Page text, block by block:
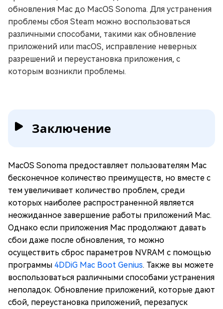
обновления Mac до MacOS Sonoma. Для устранения
проблемы сбоя Steam можно воспользоваться
различными способами, такими как обновление
приложений или macOS, исправление неверных
разрешений и переустановка приложения, с
которым возникли проблемы.
Заключение
MacOS Sonoma предоставляет пользователям Mac
бесконечное количество преимуществ, но вместе с
тем увеличивает количество проблем, среди
которых наиболее распространенной является
неожиданное завершение работы приложений Mac.
Однако если приложения Mac продолжают давать
сбои даже после обновления, то можно
осуществить сброс параметров NVRAM с помощью
программы 4DDiG Mac Boot Genius. Также вы можете
воспользоваться различными способами устранения
неполадок. Обновление приложений, которые дают
сбой, переустановка приложений, перезапуск